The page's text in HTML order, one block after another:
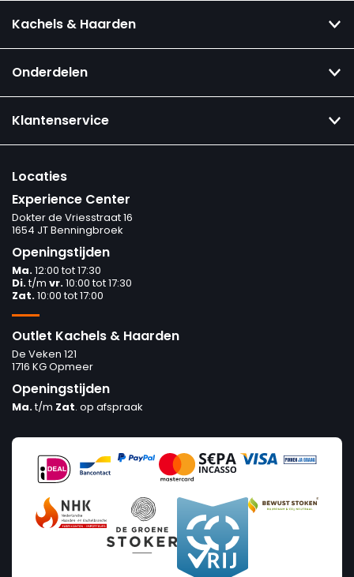
Kachels & Haarden
Onderdelen
Klantenservice
Locaties
Experience Center
Dokter de Vriesstraat 16
1654 JT Benningbroek
Openingstijden
Ma.12:00 tot 17:30
Di.t/m vr.10:00 tot 17:30
Zat.10:00 tot 17:00
Outlet Kachels & Haarden
De Veken 121
1716 KG Opmeer
Openingstijden
Ma.t/m Zat. op afspraak